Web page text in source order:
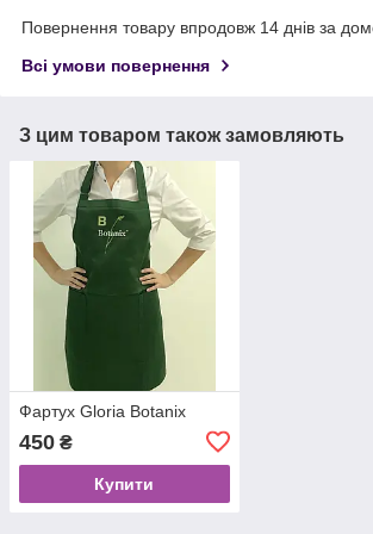
Повернення товару впродовж 14 днів за
Всі умови повернення
З цим товаром також замовляють
Фартух Gloria Botanix
450 ₴
Купити